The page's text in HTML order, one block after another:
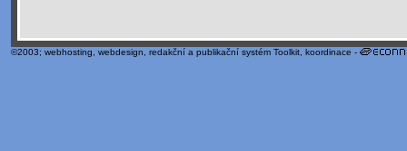
©2003; webhosting webdesign redakční a publikační systém Toolkit , koordinace -